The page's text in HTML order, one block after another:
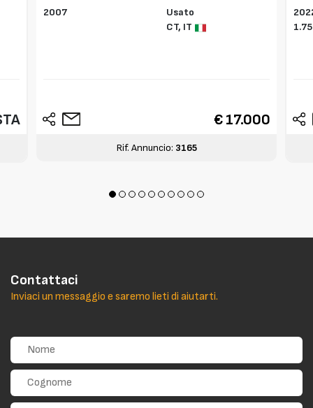
2007
Usato
CT, IT
€ 17.000
Rif. Annuncio: 3165
Contattaci
Inviaci un messaggio e saremo lieti di aiutarti.